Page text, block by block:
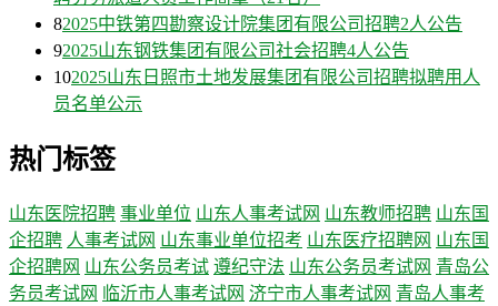
82025中铁第四勘察设计院集团有限公司招聘2人公告
92025山东钢铁集团有限公司社会招聘4人公告
102025山东日照市土地发展集团有限公司招聘拟聘用人
员名单公示
热门标签
山东医院招聘 事业单位 山东人事考试网 山东教师招聘 山东国
企招聘 人事考试网 山东事业单位招考 山东医疗招聘网 山东国
企招聘网 山东公务员考试 遵纪守法 山东公务员考试网 青岛公
务员考试网
临沂市人事考试网 济宁市人事考试网 青岛人事考